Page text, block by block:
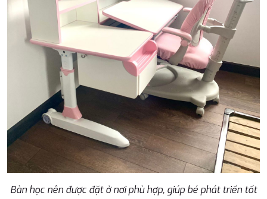
Bàn học nên được đặt ở nơi phù hợp, giúp bé phát triển tốt